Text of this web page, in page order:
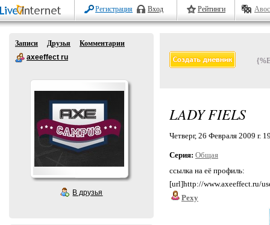
Регистрация Вход Рейтинги
Записи Друзья
Комментарии
axeeffect ru
В друзья
LADY FIELS
Четверг, 26 Февраля 2009 г.
Серия: Общая
ссылка на её профиль:
[url]http://www.axeeffect.ru/
Pexy